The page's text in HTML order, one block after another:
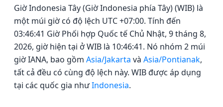
Giờ Indonesia Tây (Giờ Indonesia phía Tây) (WIB) là
một múi giờ có độ lệch UTC +07:00. Tính đến
03:46:41 Giờ Phối hợp Quốc tế Chủ Nhật, 9 tháng 8,
2026, giờ hiện tại ở WIB là 10:46:41. Nó nhóm 2 múi
giờ IANA, bao gồm Asia/Jakarta và Asia/Pontianak,
tất cả đều có cùng độ lệch này. WIB được áp dụng
tại các quốc gia nhưIndonesia.